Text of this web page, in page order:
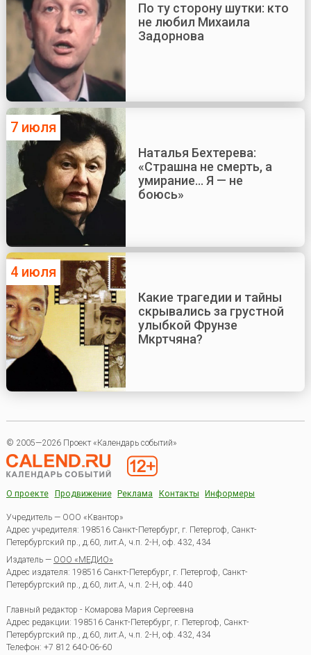
По ту сторону шутки: кто
не любил Михаила
Задорнова
7 июля
Наталья Бехтерева:
«Страшна не смерть, а
умирание... Я — не
боюсь»
4 июля
Какие трагедии и тайны
скрывались за грустной
улыбкой Фрунзе
Мкртчяна?
© 2005—2026 Проект «Календарь событий»
О проекте Продвижение Реклама Контакты Информеры
Учредитель — ООО «Квантор»
Адрес учредителя: 198516 Санкт-Петербург, г. Петергоф, Санкт-
Петербургский пр., д.60, лит.А, ч.п. 2-Н, оф. 432, 434
Издатель — ООО «МЕДИО»
Адрес издателя: 198516 Санкт-Петербург, г. Петергоф, Санкт-
Петербургский пр., д.60, лит.А, ч.п. 2-Н, оф. 440
Главный редактор - Комарова Мария Сергеевна
Адрес редакции: 198516 Санкт-Петербург, г. Петергоф, Санкт-
Петербургский пр., д.60, лит.А, ч.п. 2-Н, оф. 432, 434
Телефон: +7 812 640-06-60